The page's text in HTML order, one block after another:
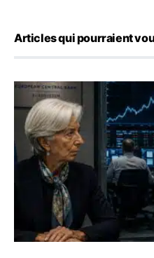
Articles qui pourraient
Yen : Washington a